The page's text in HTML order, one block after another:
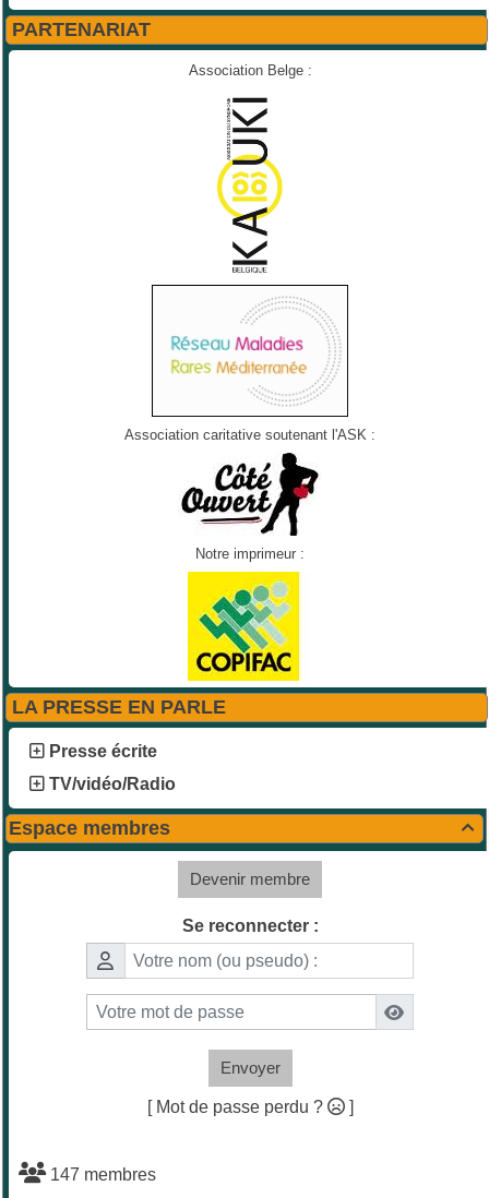
PARTENARIAT
Association Belge :
Association caritative soutenant l'ASK :
Notre imprimeur :
LA PRESSE EN PARLE
Presse écrite
TV/vidéo/Radio

Espace membres
Devenir membre
Se reconnecter :
Envoyer
[ Mot de passe perdu ? ]
147 membres